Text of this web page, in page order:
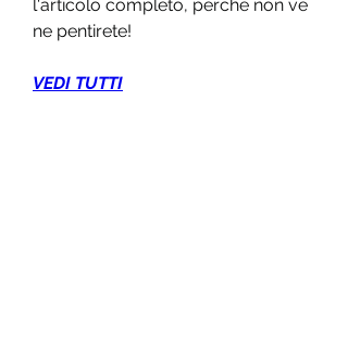
l'articolo completo, perché non ve
ne pentirete!
VEDI TUTTI